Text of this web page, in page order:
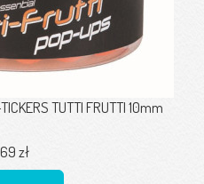
TUTTI FRUTTI 10mm
zł